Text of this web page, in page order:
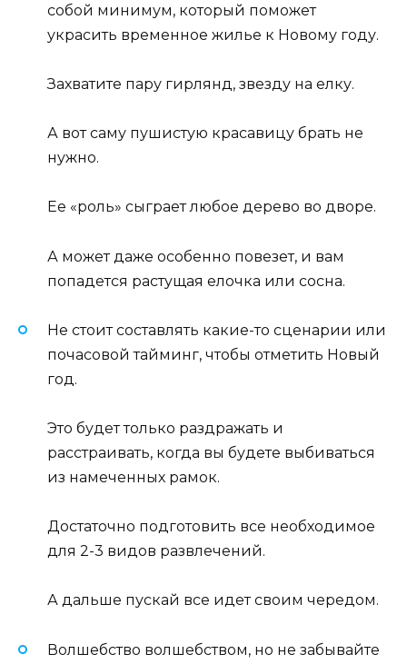
собой минимум, который поможет
украсить временное жилье к Новому году.
Захватите пару гирлянд, звезду на елку.
А вот саму пушистую красавицу брать не
нужно.
Ее «роль» сыграет любое дерево во дворе.
А может даже особенно повезет, и вам
попадется растущая елочка или сосна.
Не стоит составлять какие-то сценарии или
почасовой тайминг, чтобы отметить Новый
год.
Это будет только раздражать и
расстраивать, когда вы будете выбиваться
из намеченных рамок.
Достаточно подготовить все необходимое
для 2-3 видов развлечений.
А дальше пускай все идет своим чередом.
Волшебство волшебством, но не забывайте